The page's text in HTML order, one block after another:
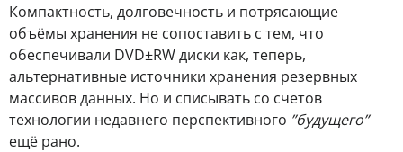
Компактность, долговечность и потрясающие
объёмы хранения не сопоставить с тем, что
обеспечивали DVD±RW диски как, теперь,
альтернативные источники хранения резервных
массивов данных. Но и списывать со счетов
технологии недавнего перспективного ”будущего”
ещё рано.